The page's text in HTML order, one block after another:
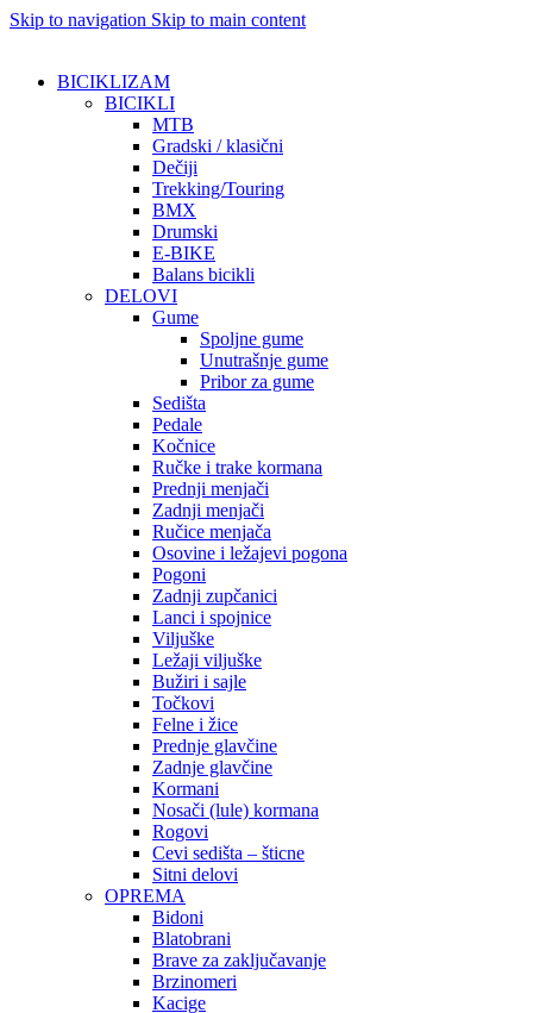
Skip to navigation Skip to main content
BICIKLIZAM
BICIKLI
MTB
Gradski / klasični
Dečiji
Trekking/Touring
BMX
Drumski
E-BIKE
Balans bicikli
DELOVI
Gume
Spoljne gume
Unutrašnje gume
Pribor za gume
Sedišta
Pedale
Kočnice
Ručke i trake kormana
Prednji menjači
Zadnji menjači
Ručice menjača
Osovine i ležajevi pogona
Pogoni
Zadnji zupčanici
Lanci i spojnice
Viljuške
Ležaji viljuške
Bužiri i sajle
Točkovi
Felne i žice
Prednje glavčine
Zadnje glavčine
Kormani
Nosači (lule) kormana
Rogovi
Cevi sedišta – šticne
Sitni delovi
OPREMA
Bidoni
Blatobrani
Brave za zaključavanje
Brzinomeri
Kacige